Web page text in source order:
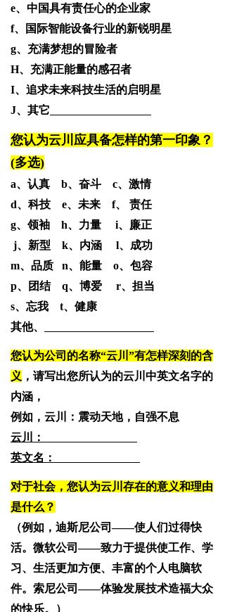
e、中国具有责任心的企业家
f、国际智能设备行业的新锐明星
g、充满梦想的冒险者
H、充满正能量的感召者
I、追求未来科技生活的启明星
J、其它
您认为云川应具备怎样的第一印象？
(多选)
a、 认真 b、奋斗 c、激情
d、科技 e、未来 f、 责任
g、领袖 h、力量 i、廉正
j、新型 k、内涵 l、成功
m、品质 n、能量 o、包容
p、团结
q、博爱 r、担当
s、忘我 t、健康
其他、
您认为公司的名称“云川”有怎样深刻的含
义 ，请写出您所认为的云川中英文名字的
内涵，
例如，云川：震动天地 ，自强不息
云川：
英文名：
对于社会， 您认为云川存在的意义和理由
是什么？
（例如，迪斯尼公司——使人们过得快
活。微软公司——致力于提供使工作、学
习、生活更加方便、丰富的个人电脑软
件。索尼公司——体验发展技术造福大众
的快乐。）